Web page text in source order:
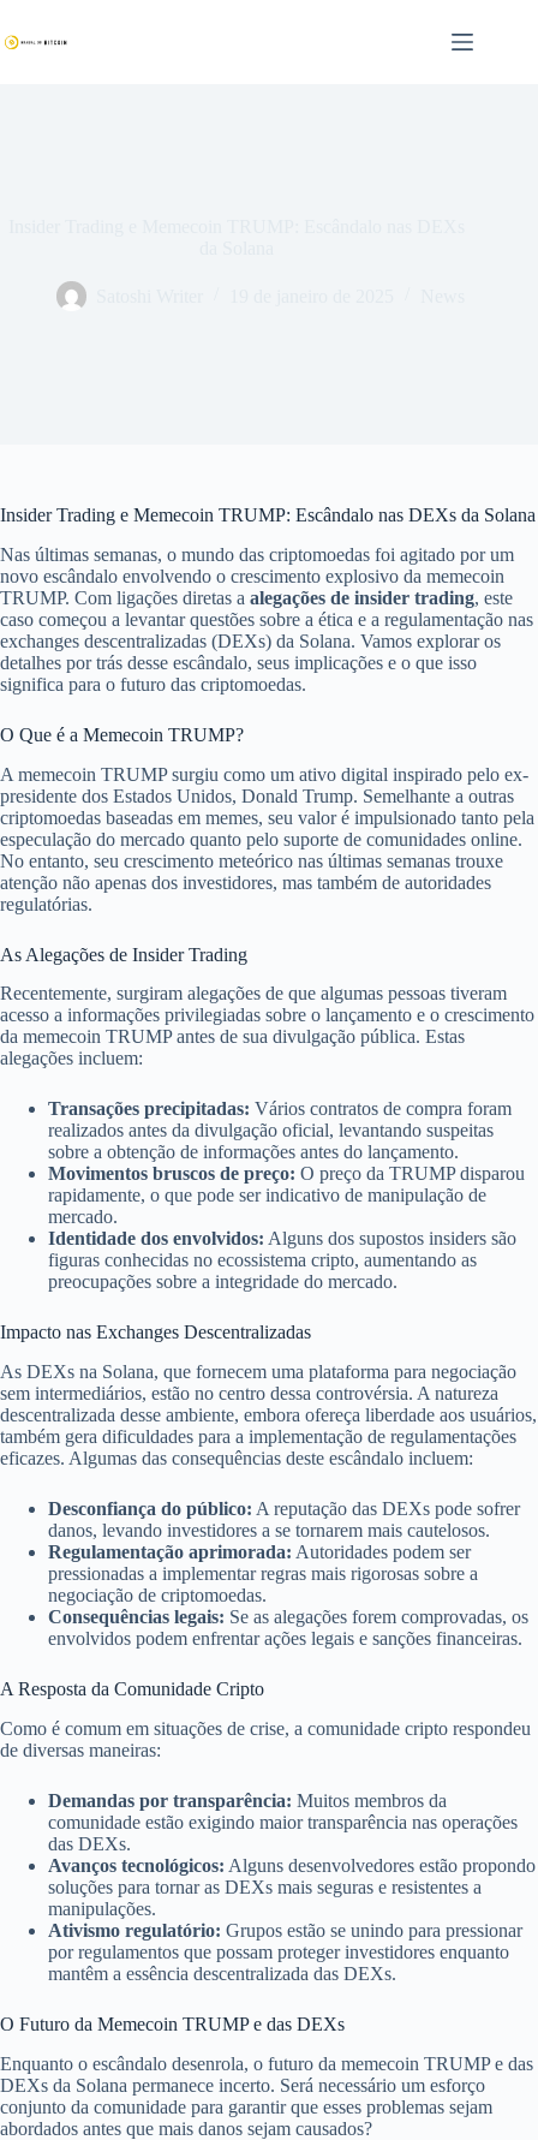
para
o
Insider Trading e Memecoin TRUMP: Escândalo nas DEXs da Solana
Nas últimas semanas, o mundo das criptomoedas foi agitado por um
novo escândalo envolvendo o crescimento explosivo da memecoin
TRUMP. Com ligações diretas a alegações de insider trading, este
caso começou a levantar questões sobre a ética e a regulamentação nas
exchanges descentralizadas (DEXs) da Solana. Vamos explorar os
detalhes por trás desse escândalo, seus implicações e o que isso
significa para o futuro das criptomoedas.
O Que é a Memecoin TRUMP?
A memecoin TRUMP surgiu como um ativo digital inspirado pelo ex-
presidente dos Estados Unidos, Donald Trump. Semelhante a outras
criptomoedas baseadas em memes, seu valor é impulsionado tanto pela
especulação do mercado quanto pelo suporte de comunidades online.
No entanto, seu crescimento meteórico nas últimas semanas trouxe
atenção não apenas dos investidores, mas também de autoridades
regulatórias.
As Alegações de Insider Trading
Recentemente, surgiram alegações de que algumas pessoas tiveram
acesso a informações privilegiadas sobre o lançamento e o crescimento
da memecoin TRUMP antes de sua divulgação pública. Estas
alegações incluem:
Transações precipitadas: Vários contratos de compra foram
realizados antes da divulgação oficial, levantando suspeitas
sobre a obtenção de informações antes do lançamento.
Movimentos bruscos de preço: O preço da TRUMP disparou
rapidamente, o que pode ser indicativo de manipulação de
mercado.
Identidade dos envolvidos: Alguns dos supostos insiders são
figuras conhecidas no ecossistema cripto, aumentando as
preocupações sobre a integridade do mercado.
Impacto nas Exchanges Descentralizadas
As DEXs na Solana, que fornecem uma plataforma para negociação
sem intermediários, estão no centro dessa controvérsia. A natureza
descentralizada desse ambiente, embora ofereça liberdade aos usuários,
também gera dificuldades para a implementação de regulamentações
eficazes. Algumas das consequências deste escândalo incluem:
Desconfiança do público: A reputação das DEXs pode sofrer
danos, levando investidores a se tornarem mais cautelosos.
Regulamentação aprimorada: Autoridades podem ser
pressionadas a implementar regras mais rigorosas sobre a
negociação de criptomoedas.
Consequências legais: Se as alegações forem comprovadas, os
envolvidos podem enfrentar ações legais e sanções financeiras.
A Resposta da Comunidade Cripto
Como é comum em situações de crise, a comunidade cripto respondeu
de diversas maneiras:
Demandas por transparência: Muitos membros da
comunidade estão exigindo maior transparência nas operações
das DEXs.
Avanços tecnológicos: Alguns desenvolvedores estão propondo
soluções para tornar as DEXs mais seguras e resistentes a
manipulações.
Ativismo regulatório: Grupos estão se unindo para pressionar
por regulamentos que possam proteger investidores enquanto
mantêm a essência descentralizada das DEXs.
O Futuro da Memecoin TRUMP e das DEXs
Enquanto o escândalo desenrola, o futuro da memecoin TRUMP e das
DEXs da Solana permanece incerto. Será necessário um esforço
conjunto da comunidade para garantir que esses problemas sejam
abordados antes que mais danos sejam causados?